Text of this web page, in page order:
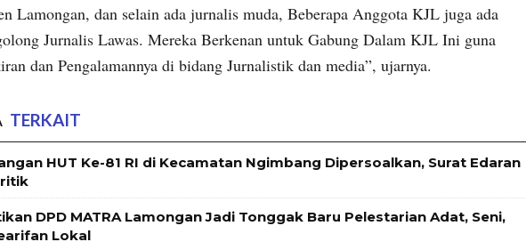
Lamongan, dan selain ada jurnalis muda, Beberapa Anggota KJL juga ada
Jurnalis Lawas. Mereka Berkenan untuk Gabung Dalam KJL Ini guna
dan Pengalamannya di bidang Jurnalistik dan media”, ujarnya.
TERKAIT
HUT Ke-81 RI di Kecamatan Ngimbang Dipersoalkan, Surat Edaran
DPD MATRA Lamongan Jadi Tonggak Baru Pelestarian Adat, Seni,
Lokal